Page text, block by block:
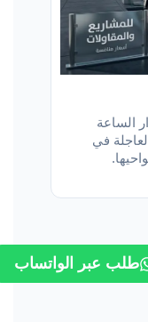
الساعة
في
طلب عبر الواتساب